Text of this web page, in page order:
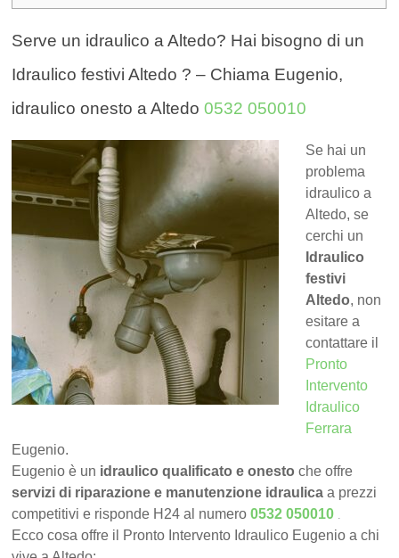
Serve un idraulico a Altedo? Hai bisogno di un
Idraulico festivi Altedo ? – Chiama Eugenio,
idraulico onesto a Altedo0532 050010
Se hai un
problema
idraulico a
Altedo, se
cerchi un
Idraulico
festivi
Altedo, non
esitare a
contattare il
Pronto
Intervento
Idraulico
Ferrara
Eugenio.
Eugenio è un idraulico qualificato e onesto che offre
servizi di riparazione e manutenzione idraulica a prezzi
competitivi e risponde H24 al numero0532 050010 .
Ecco cosa offre il Pronto Intervento Idraulico Eugenio a chi